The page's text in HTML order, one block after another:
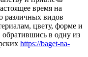
время на
различных видов
цвету, форме и
обратившись в одну из
https://baget-na-